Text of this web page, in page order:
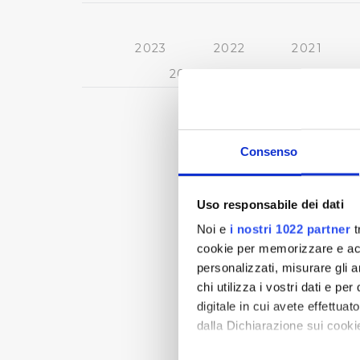
Consenso
Uso responsabile dei dati
Noi e i nostri 1022 partner
cookie per memorizzare e
personalizzati, misurare gli
chi utilizza i vostri dati e per
digitale in cui avete
dalla Dichiarazione sui
2023 2022
2021
2013